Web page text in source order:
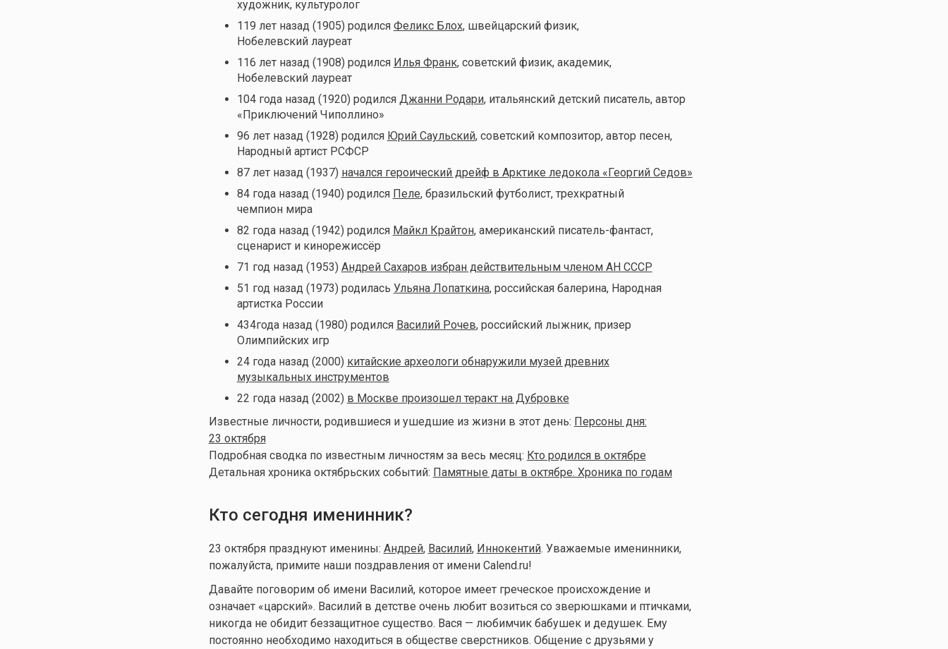
художник, культуролог
119 лет назад (1905) родился Феликс Блох, швейцарский физик,
Нобелевский лауреат
116 лет назад (1908) родился Илья Франк, советский физик, академик,
Нобелевский лауреат
104 года назад (1920) родился Джанни Родари, итальянский детский писатель, автор
«Приключений Чиполлино»
96 лет назад (1928) родился Юрий Саульский, советский композитор, автор песен,
Народный артист РСФСР
87 лет назад (1937) начался героический дрейф в Арктике ледокола «Георгий Седов»
84 года назад (1940) родился Пеле, бразильский футболист, трехкратный
чемпион мира
82 года назад (1942) родился Майкл Крайтон, американский писатель-фантаст,
сценарист и кинорежиссёр
71 год назад (1953) Андрей Сахаров избран действительным членом АН СССР
51 год назад (1973) родилась Ульяна Лопаткина, российская балерина, Народная
артистка России
434года назад (1980) родился Василий Рочев, российский лыжник, призер
Олимпийских игр
24 года назад (2000) китайские археологи обнаружили музей древних
музыкальных инструментов
22 года назад (2002) в Москве произошел теракт на Дубровке
Известные личности, родившиеся и ушедшие из жизни в этот день: Персоны дня:
23 октября
Подробная сводка по известным личностям за весь месяц: Кто родился в октябре
Детальная хроника октябрьских событий: Памятные даты в октябре. Хроника по годам
Кто сегодня именинник?
23 октября празднуют именины: Андрей, Василий, Иннокентий. Уважаемые именинники,
пожалуйста, примите наши поздравления от имени Calend.ru!
Давайте поговорим об имени Василий, которое имеет греческое происхождение и
означает «царский». Василий в детстве очень любит возиться со зверюшками и птичками,
никогда не обидит беззащитное существо. Вася — любимчик бабушек и дедушек. Ему
постоянно необходимо находиться в обществе сверстников. Общение с друзьями у